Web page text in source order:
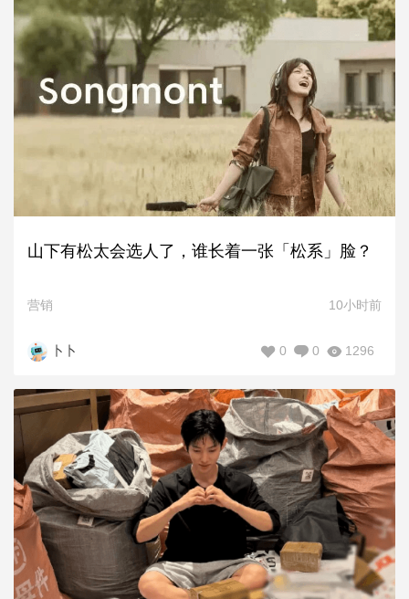
山下有松太会选人了，谁长着一张「松系」脸？
营销 10小时前
卜卜 1296
0
0